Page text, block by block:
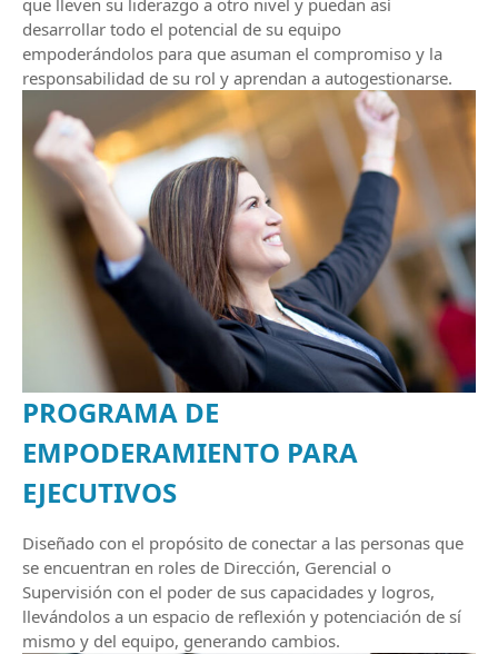
que lleven su liderazgo a otro nivel y puedan así
desarrollar todo el potencial de su equipo
empoderándolos para que asuman el compromiso y la
responsabilidad de su rol y aprendan a autogestionarse.
PROGRAMA DE
EMPODERAMIENTO PARA
EJECUTIVOS
Diseñado con el propósito de conectar a las personas que
se encuentran en roles de Dirección, Gerencial o
Supervisión con el poder de sus capacidades y logros,
llevándolos a un espacio de reflexión y potenciación de sí
mismo y del equipo, generando cambios.